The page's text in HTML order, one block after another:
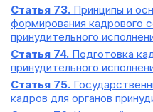
Статья 73. Принципы и
формирования кадрового
принудительного
Статья 74. Подготовка
принудительного
Статья 75.
кадров для органов